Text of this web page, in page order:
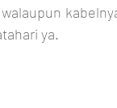
ya.